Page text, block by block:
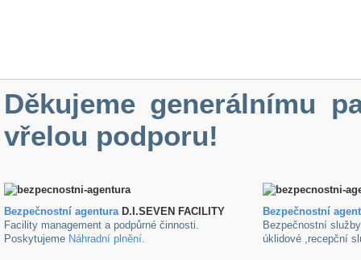
Děkujeme generálnímu
vřelou podporu!
Bezpečnostní agenturaD.I.SEVEN FACILITY
Facility management a podpůrné činnosti.
Poskytujeme Náhradní plnění.
Bezpečnostní
Bezpečnostní
úklidové ,recepční